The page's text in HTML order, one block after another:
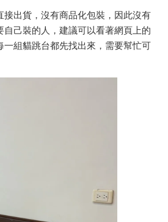
接出貨，沒有商品化包裝，因此沒有
自己裝的人，建議可以看著網頁上的
一組貓跳台都先找出來，需要幫忙可